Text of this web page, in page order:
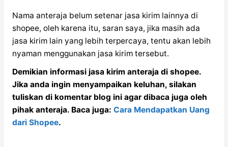
Nama anteraja belum setenar jasa kirim lainnya di
shopee, oleh karena itu, saran saya, jika masih ada
jasa kirim lain yang lebih terpercaya, tentu akan lebih
nyaman menggunakan jasa kirim tersebut.
Demikian informasi jasa kirim anteraja di shopee.
Jika anda ingin menyampaikan keluhan, silakan
tuliskan di komentar blog ini agar dibaca juga oleh
pihak anteraja. Baca juga: Cara Mendapatkan Uang
dari Shopee.